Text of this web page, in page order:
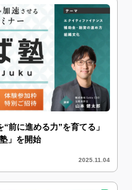
前に進める力”を育てる」
」を開始
2025.11.04